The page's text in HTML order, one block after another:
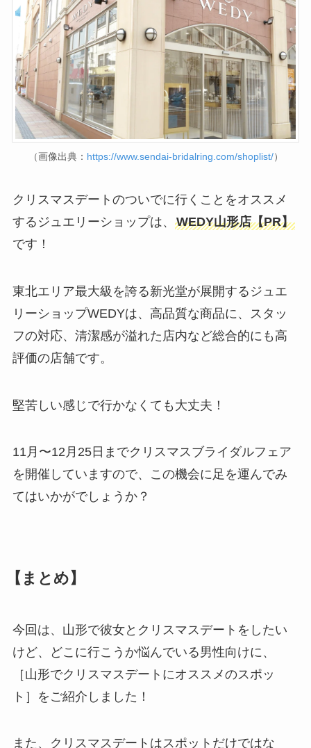
（画像出典： https://www.sendai-bridalring.com/shoplist/）
クリスマスデートのついでに行くことをオススメ
するジュエリーショップは、 WEDY山形店【PR】
です！
東北エリア最大級を誇る新光堂が展開するジュエ
リーショップWEDYは、高品質な商品に、スタッ
フの対応、清潔感が溢れた店内など総合的にも高
評価の店舗です。
堅苦しい感じで行かなくても大丈夫！
11月〜12月25日までクリスマスブライダルフェア
を開催していますので、この機会に足を運んでみ
てはいかがでしょうか？
【まとめ】
今回は、山形で彼女とクリスマスデートをしたい
けど、どこに行こうか悩んでいる男性向けに、
［山形でクリスマスデートにオススメのスポッ
ト］をご紹介しました！
また、クリスマスデートはスポットだけではな